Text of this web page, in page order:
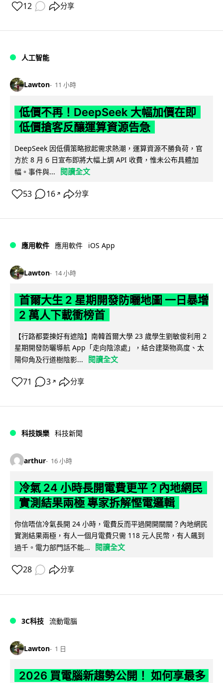
12 分享
人工智能
Lawton 11 小時
低價不再！DeepSeek 大幅加價在即
低價搶客反釀運算資源告急
DeepSeek 因低價策略掀起需求熱潮，運算資源不勝負荷，官
方於 8 月 6 日宣布即將大幅上調 API 收費，惟未公布具體加
幅。事件與...
閱讀全文
53 16 ↗ 分享
應用軟件 應用軟件 iOS App
Lawton 14 小時
首爾大生 2 星期開發防曬地圖 一日暴增
2 萬人下載衝榜首
【行路都要揀好有遮陰】南韓首爾大學 23 歲學生劉敏俊利用 2
星期開發防曬導航 App「走向陰涼處」，結合建築物高度、太
陽仰角及行道樹陰影...
閱讀全文
71 3 ↗ 分享
科技娛樂 科技新聞
arthur 16 小時
冷氣 24 小時長開電費更平？內地網民
實測結果兩極 專家拆解慳電邏輯
你信唔信冷氣長開 24 小時，電費反而平過開開關關？內地網民
實測結果兩極，有人一個月電費只需 118 元人民幣，有人飆到
過千。電力部門話不能...
閱讀全文
28 分享
3C科技 流動電腦
Lawton 1 日
2026 買電腦新趨勢公開！ 如何享最多